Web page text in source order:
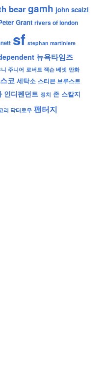
beargamh john scalzi
Grant rivers of london
sf stephan martiniere
뉴욕타임즈
주니어 로버트 잭슨 베넷 만화
코 세탁소 스티븐 브루스트
인디펜던트 정치 존 스칼지
리 닥터로우 팬터지